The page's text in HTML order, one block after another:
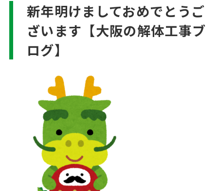
新年明けましておめでとうご
ざいます【大阪の解体工事ブ
ログ】